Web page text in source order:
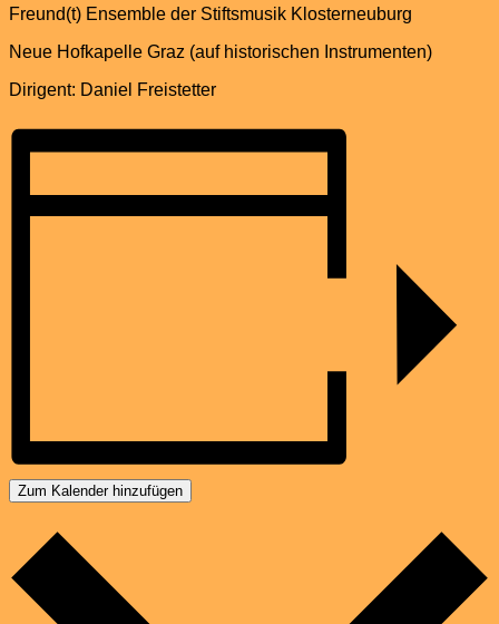
Freund(t) Ensemble der Stiftsmusik Klosterneuburg
Neue Hofkapelle Graz (auf historischen Instrumenten)
Dirigent: Daniel Freistetter
Zum Kalender hinzufügen